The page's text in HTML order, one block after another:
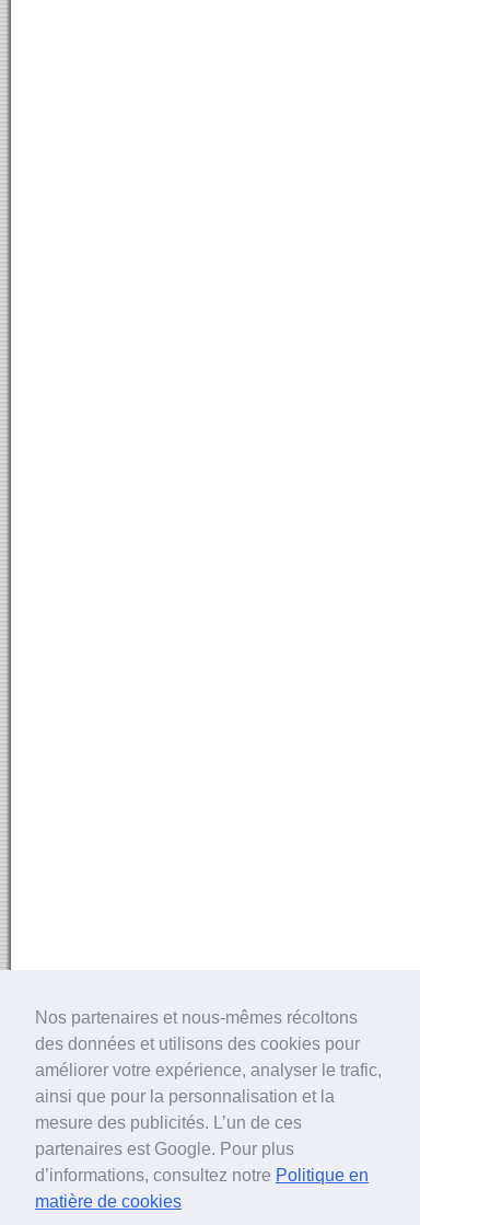
Nos partenaires et nous-mêmes récoltons
des données et utilisons des cookies pour
améliorer votre expérience, analyser le trafic,
ainsi que pour la personnalisation et la
mesure des publicités. L’un de ces
partenaires est Google. Pour plus
d’informations, consultez notre Politique en
matière de cookies